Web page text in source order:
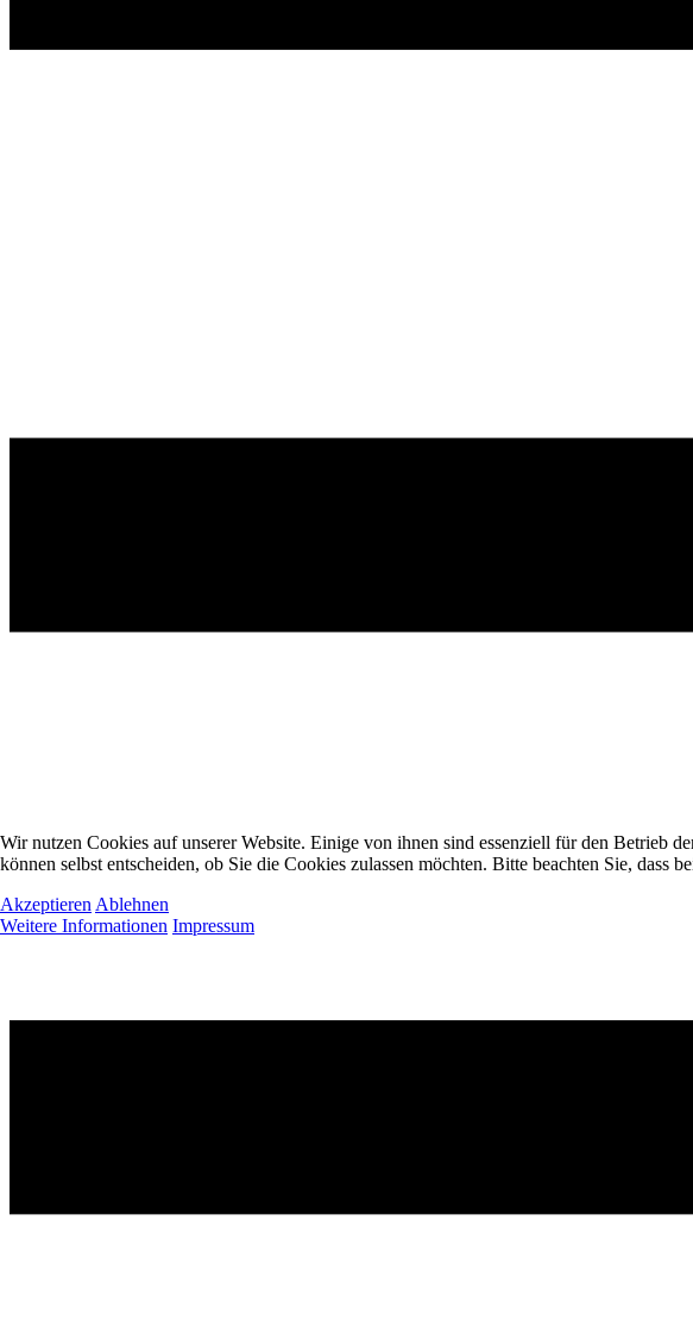
Wir nutzen Cookies auf unserer Website. Einige von ihnen sind essenziell für den Betrieb
können selbst entscheiden, ob Sie die Cookies zulassen möchten. Bitte beachten Sie,
Akzeptieren Ablehnen
Weitere Informationen Impressum